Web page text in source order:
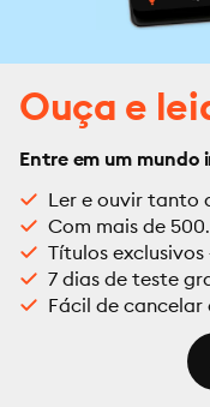
Ouça e
Entre em um
Ler e ouvir tanto
Com mais de
Títulos
7 dias de teste
Fácil de